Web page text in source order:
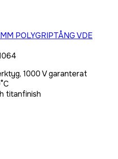
POLYGRIPTÅNG VDE
1000 V garanterat
titanfinish